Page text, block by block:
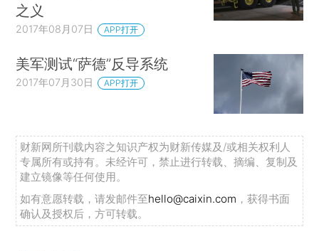
之义
2017年08月07日 APP打开
美军测试“萨德”反导系统
2017年07月30日 APP打开
财新网所刊载内容之知识产权为财新传媒及/或相关权利人
专属所有或持有。未经许可，禁止进行转载、摘编、复制及
建立镜像等任何使用。
如有意愿转载，请发邮件至hello@caixin.com ，获得书面
确认及授权后，方可转载。